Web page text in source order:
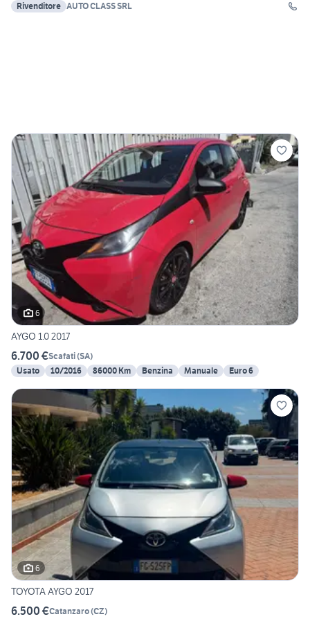
Rivenditore AUTO CLASS SRL
6
AYGO 1.0 2017
6.700 €Scafati(SA)
Usato
10/2016 86000 Km Benzina Manuale Euro 6
6
TOYOTA AYGO 2017
6.500 €Catanzaro(CZ)